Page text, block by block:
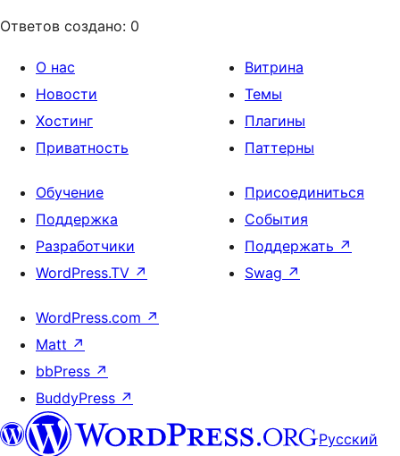
Ответов создано: 0
О нас
Новости
Хостинг
Приватность
Витрина
Темы
Плагины
Паттерны
Обучение
Поддержка
Разработчики
WordPress.TV ↗
Присоединиться
События
Поддержать ↗
Swag ↗
WordPress.com ↗
Matt ↗
bbPress ↗
BuddyPress ↗
Русский